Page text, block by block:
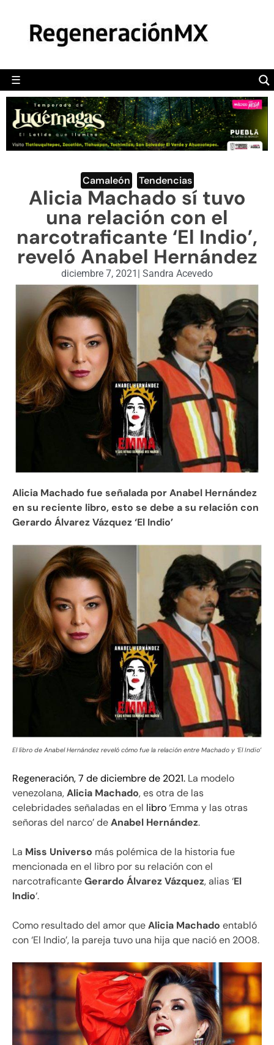
☰
POLÍTICA
CAMALEÓN
OPINIÓN
DEPORTES
ENGLISH SECTION
VIDEOS
Camaleón Tendencias
Alicia Machado sí tuvo
una relación con el
narcotraficante ‘El Indio’,
reveló Anabel Hernández
diciembre 7, 2021 | Sandra Acevedo
Alicia Machado fue señalada por Anabel Hernández
en su reciente libro, esto se debe a su relación con
Gerardo Álvarez Vázquez ‘El Indio’
El libro de Anabel Hernández reveló cómo fue la relación entre Machado y ‘El Indio’
Regeneración, 7 de diciembre de 2021. La modelo
venezolana,Alicia Machado, es otra de las
celebridades señaladas en el libro‘Emma y las otras
señoras del narco’ deAnabel Hernández.
La Miss Universo más polémica de la historia fue
mencionada en el libro por su relación con el
narcotraficanteGerardo Álvarez Vázquez, alias ‘El
Indio‘.
Como resultado del amor queAlicia Machado entabló
con ‘El Indio’, la pareja tuvo una hija que nació en 2008.